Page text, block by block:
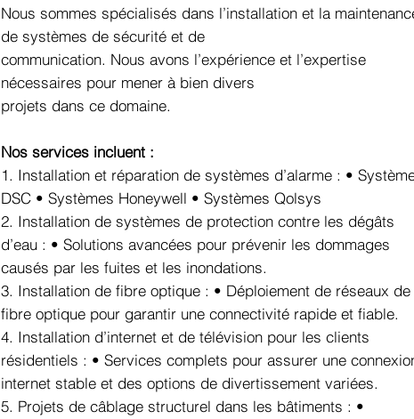
Nous sommes spécialisés dans l’installation et la
de systèmes de sécurité et de
communication. Nous avons l’expérience et l’expertise
nécessaires pour mener à bien divers
projets dans ce domaine.
Nos services incluent :
1. Installation et réparation de systèmes d’alarme : •
DSC • Systèmes Honeywell • Systèmes Qolsys
2. Installation de systèmes de protection contre les dégâts
d’eau : • Solutions avancées pour prévenir les dommages
causés par les fuites et les inondations.
3. Installation de fibre optique : • Déploiement de réseaux de
fibre optique pour garantir une connectivité rapide et fiable.
4. Installation d’internet et de télévision pour les clients
résidentiels : • Services complets pour assurer une
internet stable et des options de divertissement variées.
5. Projets de câblage structurel dans les bâtiments : •